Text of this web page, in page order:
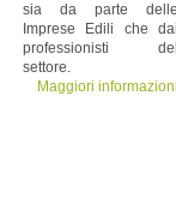
sia da parte
Imprese Edili che
professionisti
settore.
Maggiori